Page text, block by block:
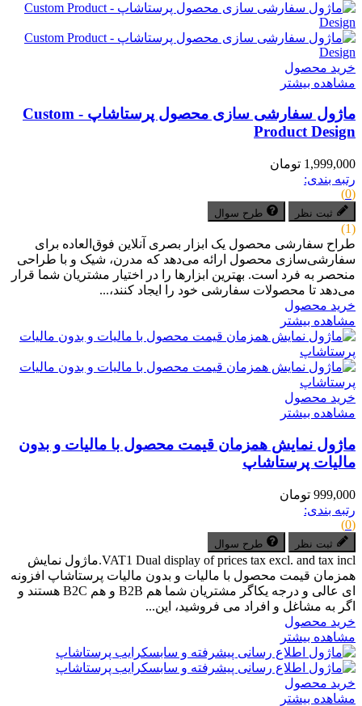
خرید محصول
مشاهده بیشتر
ماژول سفارشی سازی محصول پرستاشاپ - Custom
Product Design
1,999,000 تومان
رتبه بندی:
(0)
ثبت نظر طرح سوال
(1)
طراح سفارشی محصول یک ابزار بصری آنلاین فوق‌العاده برای
سفارشی‌سازی محصول ارائه می‌دهد که مدرن، شیک و با طراحی
منحصر به فرد است. بهترین ابزارها را در اختیار مشتریان شما قرار
می‌دهد تا محصولات سفارشی خود را ایجاد کنند،...
خرید محصول
مشاهده بیشتر
خرید محصول
مشاهده بیشتر
ماژول نمایش همزمان قیمت محصول با مالیات و بدون
مالیات پرستاشاپ
999,000 تومان
رتبه بندی:
(0)
ثبت نظر طرح سوال
VAT1 Dual display of prices tax excl. and tax incl.ماژول نمایش
همزمان قیمت محصول با مالیات و بدون مالیات پرستاشاپ افزونه
ای عالی و درجه یکاگر مشتریان شما هم B2B و هم B2C هستند و
اگر به مشاغل و افراد می فروشید، این...
خرید محصول
مشاهده بیشتر
خرید محصول
مشاهده بیشتر